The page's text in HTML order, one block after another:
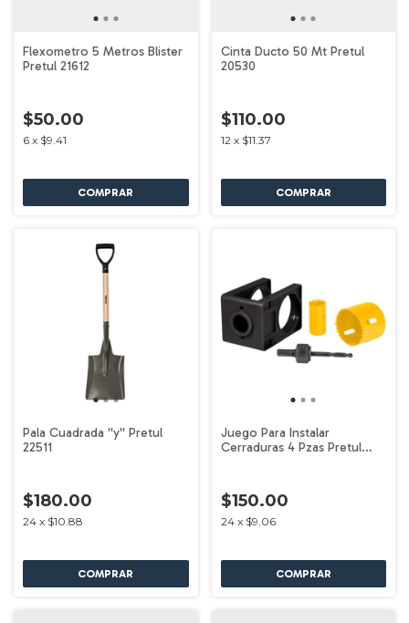
Flexometro 5 Metros Blister
Pretul 21612
$50.00
6 x $9.41
Cinta Ducto 50 Mt Pretul
20530
$110.00
12 x $11.37
Pala Cuadrada ''y'' Pretul
22511
$180.00
24 x $10.88
Juego Para Instalar
Cerraduras 4 Pzas Pretul
$150.00
24 x $9.06